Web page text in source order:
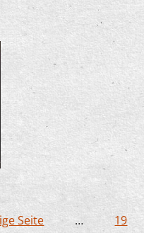
Musikschulband brilliert
Seite …
19